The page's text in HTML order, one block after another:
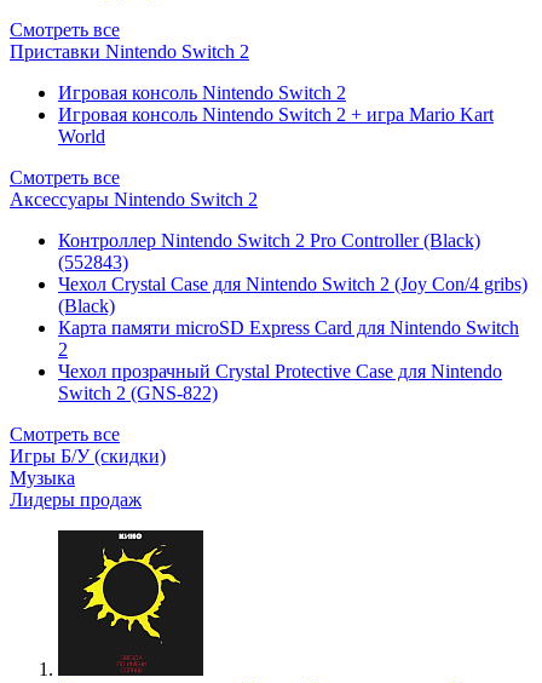
Смотреть все
Приставки Nintendo Switch 2
Игровая консоль Nintendo Switch 2
Игровая консоль Nintendo Switch 2 + игра Mario Kart
World
Смотреть все
Аксессуары Nintendo Switch 2
Контроллер Nintendo Switch 2 Pro Controller (Black)
(552843)
Чехол Сrystal Сase для Nintendo Switch 2 (Joy Con/4 gribs)
(Black)
Карта памяти microSD Express Card для Nintendo Switch
2
Чехол прозрачный Crystal Protective Case для Nintendo
Switch 2 (GNS-822)
Смотреть все
Игры Б/У (скидки)
Музыка
Лидеры продаж